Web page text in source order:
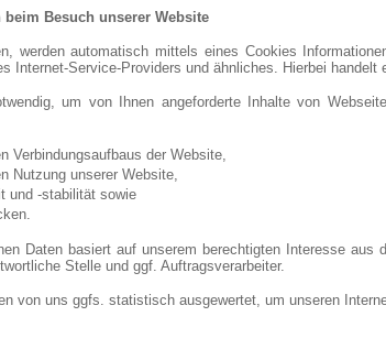
Besuch unserer Website
werden automatisch mittels eines Cookies
Internet-Service-Providers und ähnliches. Hierbei
um von Ihnen angeforderte Inhalte von
Verbindungsaufbaus der Website,
Nutzung unserer Website,
und -stabilität sowie
Daten basiert auf unserem berechtigten Interesse
Stelle und ggf. Auftragsverarbeiter.
von uns ggfs. statistisch ausgewertet, um unseren